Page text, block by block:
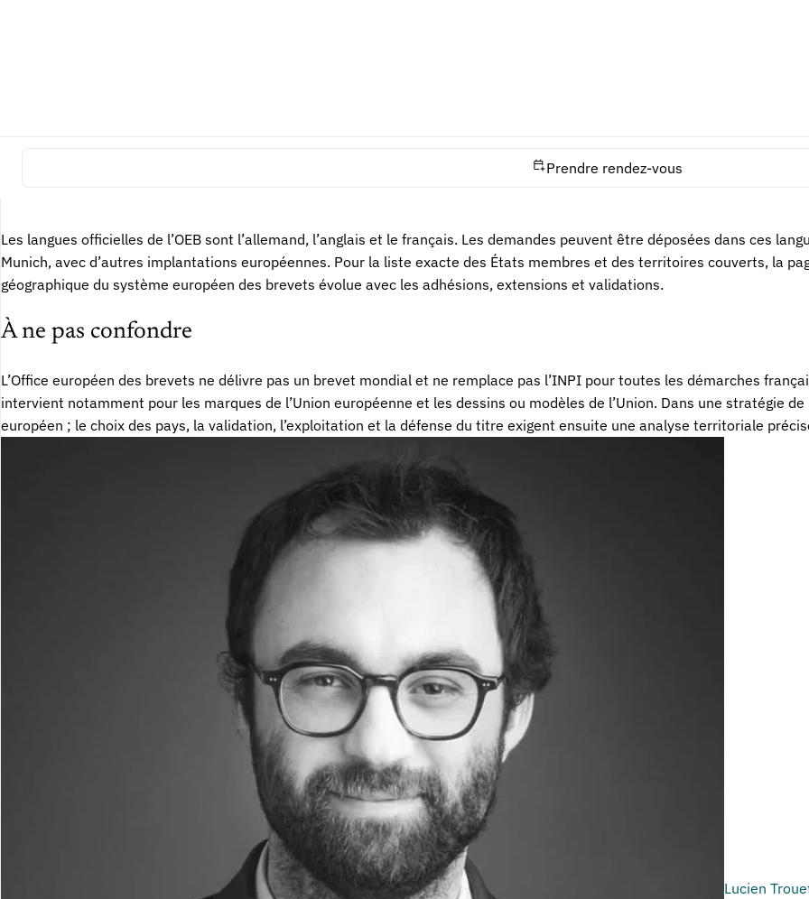
Prendre rendez-vous
Les langues officielles de l’OEB sont l’allemand, l’anglais et le français. Les demandes peuvent être déposées dans ces
Munich, avec d’autres implantations européennes. Pour la liste exacte des États membres et des territoires couverts, la
géographique du système européen des brevets évolue avec les adhésions, extensions et validations.
À ne pas confondre
L’Office européen des brevets ne délivre pas un brevet mondial et ne remplace pas l’INPI pour toutes les démarches
intervient notamment pour les marques de l’Union européenne et les dessins ou modèles de l’Union. Dans une stratégie
européen ; le choix des pays, la validation, l’exploitation et la défense du titre exigent ensuite une analyse territoriale
Lucien